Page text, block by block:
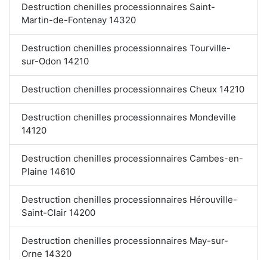
Destruction chenilles processionnaires Saint-
Martin-de-Fontenay 14320
Destruction chenilles processionnaires Tourville-
sur-Odon 14210
Destruction chenilles processionnaires Cheux 14210
Destruction chenilles processionnaires Mondeville
14120
Destruction chenilles processionnaires Cambes-en-
Plaine 14610
Destruction chenilles processionnaires Hérouville-
Saint-Clair 14200
Destruction chenilles processionnaires May-sur-
Orne 14320